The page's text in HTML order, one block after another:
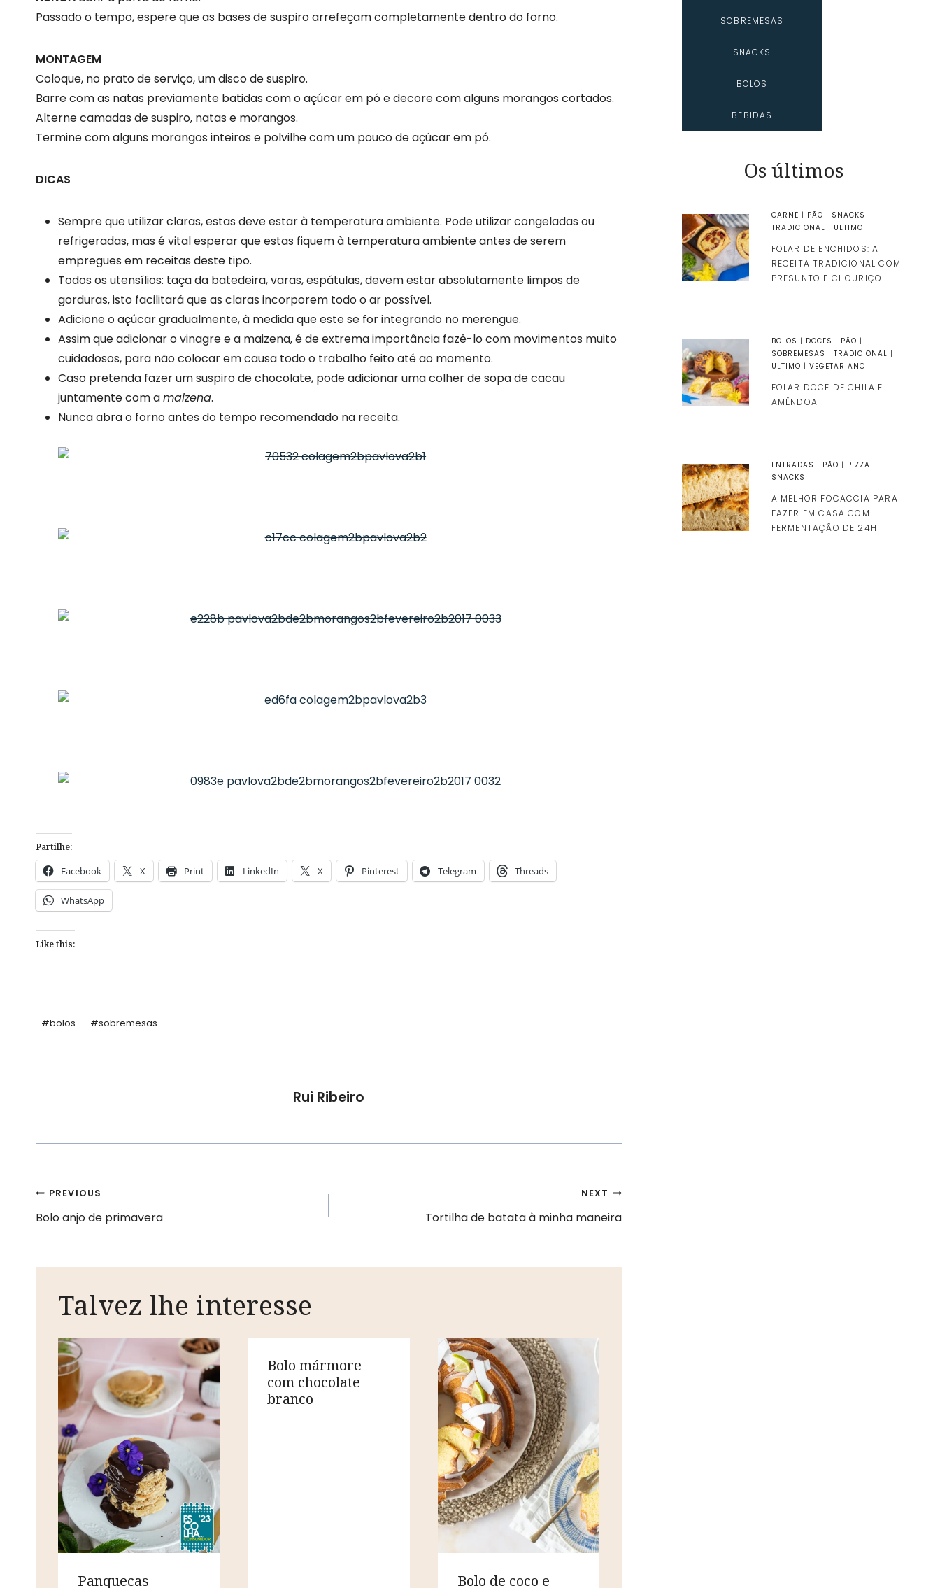
Passado o tempo, espere que as bases de suspiro arrefeçam completamente dentro do forno.
MONTAGEM
Coloque, no prato de serviço, um disco de suspiro.
Barre com as natas previamente batidas com o açúcar em pó e decore com alguns morangos cortados.
Alterne camadas de suspiro, natas e morangos.
Termine com alguns morangos inteiros e polvilhe com um pouco de açúcar em pó.
DICAS
Sempre que utilizar claras, estas deve estar à temperatura ambiente. Pode utilizar congeladas ou
refrigeradas, mas é vital esperar que estas fiquem à temperatura ambiente antes de serem
empregues em receitas deste tipo.
Todos os utensílios: taça da batedeira, varas, espátulas, devem estar absolutamente limpos de
gorduras, isto facilitará que as claras incorporem todo o ar possível.
Adicione o açúcar gradualmente, à medida que este se for integrando no merengue.
Assim que adicionar o vinagre e a maizena, é de extrema importância fazê-lo com movimentos muito
cuidadosos, para não colocar em causa todo o trabalho feito até ao momento.
Caso pretenda fazer um suspiro de chocolate, pode adicionar uma colher de sopa de cacau
juntamente com amaizena.
Nunca abra o forno antes do tempo recomendado na receita.
Partilhe:
Facebook X Print LinkedIn X Pinterest Telegram Threads
WhatsApp
Like this:
Post
#bolos #sobremesas
Rui Ribeiro
Navegação
de
artigos
PREVIOUS
Bolo anjo de primavera
NEXT
Tortilha de batata à minha maneira
Talvez lhe interesse
Panquecas
Bolo mármore
com chocolate
branco
Bolo de coco e
SOBREMESAS
SNACKS
BOLOS
BEBIDAS
Os últimos
CARNE | PÃO | SNACKS |
TRADICIONAL | ULTIMO
FOLAR DE ENCHIDOS: A
RECEITA TRADICIONAL COM
PRESUNTO E CHOURIÇO
BOLOS | DOCES | PÃO |
SOBREMESAS | TRADICIONAL |
ULTIMO | VEGETARIANO
FOLAR DOCE DE CHILA E
AMÊNDOA
ENTRADAS | PÃO | PIZZA |
SNACKS
A MELHOR FOCACCIA PARA
FAZER EM CASA COM
FERMENTAÇÃO DE 24H